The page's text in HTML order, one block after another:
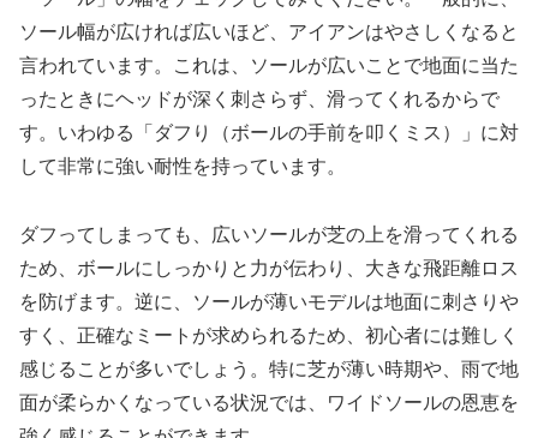
ソール幅が広ければ広いほど、アイアンはやさしくなると
言われています。これは、ソールが広いことで地面に当た
ったときにヘッドが深く刺さらず、滑ってくれるからで
す。いわゆる「ダフり（ボールの手前を叩くミス）」に対
して非常に強い耐性を持っています。
ダフってしまっても、広いソールが芝の上を滑ってくれる
ため、ボールにしっかりと力が伝わり、大きな飛距離ロス
を防げます。逆に、ソールが薄いモデルは地面に刺さりや
すく、正確なミートが求められるため、初心者には難しく
感じることが多いでしょう。特に芝が薄い時期や、雨で地
面が柔らかくなっている状況では、ワイドソールの恩恵を